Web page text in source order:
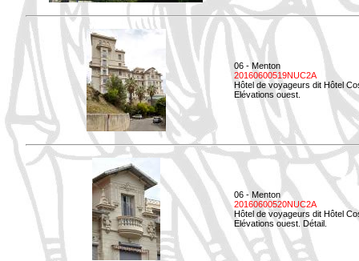
06 - Menton
20160600519NUC2A
Hôtel de voyageurs dit Hôtel
Elévations ouest.
06 - Menton
20160600520NUC2A
Hôtel de voyageurs dit Hôtel
Elévations ouest. Détail.